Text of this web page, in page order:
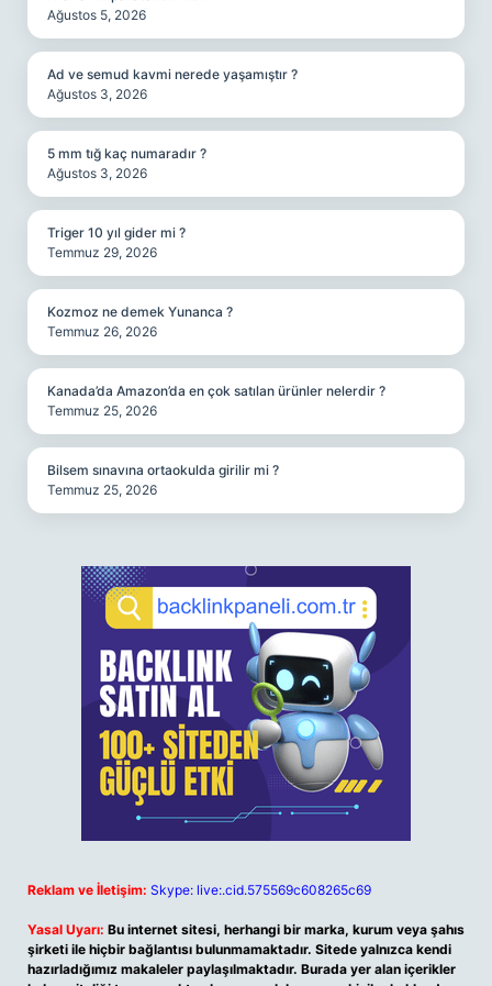
Ağustos 5, 2026
Ad ve semud kavmi nerede yaşamıştır ?
Ağustos 3, 2026
5 mm tığ kaç numaradır ?
Ağustos 3, 2026
Triger 10 yıl gider mi ?
Temmuz 29, 2026
Kozmoz ne demek Yunanca ?
Temmuz 26, 2026
Kanada’da Amazon’da en çok satılan ürünler nelerdir ?
Temmuz 25, 2026
Bilsem sınavına ortaokulda girilir mi ?
Temmuz 25, 2026
Reklam ve İletişim: Skype: live:.cid.575569c608265c69
Yasal Uyarı: Bu internet sitesi, herhangi bir marka, kurum veya şahıs
şirketi ile hiçbir bağlantısı bulunmamaktadır. Sitede yalnızca kendi
hazırladığımız makaleler paylaşılmaktadır. Burada yer alan içerikler